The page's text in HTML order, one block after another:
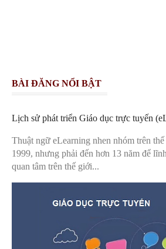
BÀI ĐĂNG NỔI BẬT
Lịch sử phát triển Giáo dục trực tuyến
Thuật ngữ eLearning nhen nhóm trên
1999, nhưng phải đến hơn 13 năm để
quan tâm trên thế giới...